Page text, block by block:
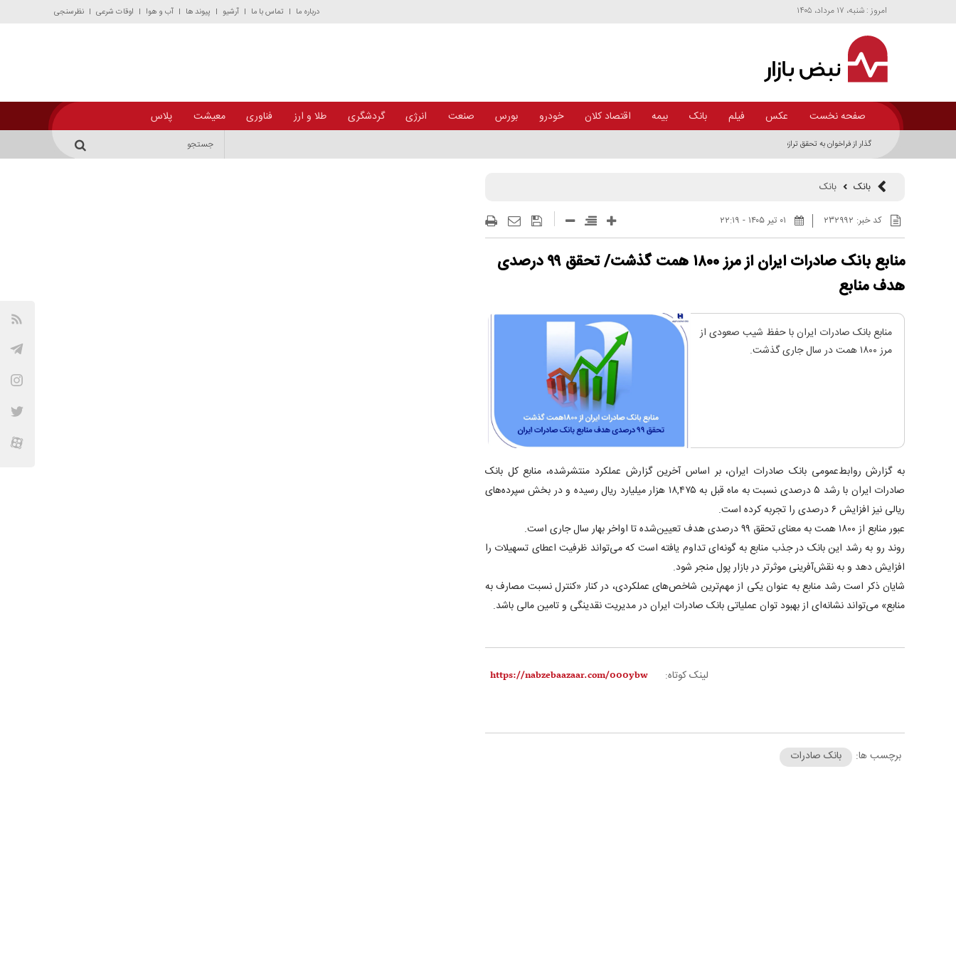
امروز : شنبه، ۱۷ مرداد، ۱۴۰۵ درباره ما تماس با ما آرشیو پیوند ها آب و هوا اوقات شرعی نظرسنجی
صفحه نخست عکس فیلم بانک بیمه اقتصاد کلان خودرو بورس صنعت انرژی گردشگری طلا و ارز فناوری معیشت پلاس
ملل+اینفوگرافیک
بانک بانک
کد خبر: ۲۳۲۹۹۲
منابع بانک صادرات ایران از مرز ۱۸۰۰ همت گذشت/ تحقق ۹۹ درصدی
هدف منابع
​منابع بانک صادرات ایران با حفظ شیب صعودی از
مرز ۱۸۰۰ همت در سال جاری گذشت.
به گزارش روابط‌عمومی بانک صادرات ایران، بر اساس آخرین گزارش عملکرد منتشرشده، منابع کل بانک
صادرات ایران با رشد ۵ درصدی نسبت به ماه قبل به ۱۸,۴۷۵ هزار میلیارد ریال رسیده و در بخش سپرده‌های
ریالی نیز افزایش ۶ درصدی را تجربه کرده است.
عبور منابع از ۱۸۰۰ همت به معنای تحقق ۹۹ درصدی هدف تعیین‌شده تا اواخر بهار سال جاری است.
روند رو به رشد این بانک در جذب منابع به گونه‌ای تداوم یافته است که می‌تواند ظرفیت اعطای تسهیلات را
افزایش دهد و به نقش‌آفرینی موثرتر در بازار پول منجر شود.
شایان ذکر است رشد منابع به عنوان یکی از مهم‌ترین شاخص‌های عملکردی، در کنار «کنترل نسبت مصارف به
منابع» می‌تواند نشانه‌ای از بهبود توان عملیاتی بانک صادرات ایران در مدیریت نقدینگی و تامین مالی باشد.
لینک کوتاه:
برچسب ها: بانک صادرات